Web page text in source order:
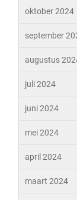
oktober 2024
september
augustus
juli 2024
juni 2024
mei 2024
april 2024
maart 2024